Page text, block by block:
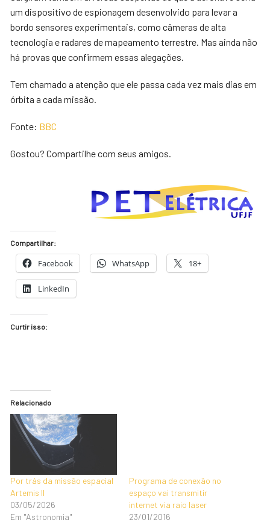
um dispositivo de espionagem desenvolvido para levar a
bordo sensores experimentais, como câmeras de alta
tecnologia e radares de mapeamento terrestre. Mas ainda não
há provas que confirmem essas alegações.
Tem chamado a atenção que ele passa cada vez mais dias em
órbita a cada missão.
Fonte: BBC
Gostou? Compartilhe com seus amigos.
Compartilhar:
Facebook WhatsApp 18+
LinkedIn
Curtir isso:
Relacionado
Por trás da missão espacial
Artemis II
03/05/2026
Em "Astronomia"
Programa de conexão no
espaço vai transmitir
internet via raio laser
23/01/2016